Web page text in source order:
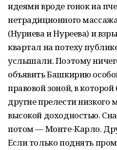
идеями вроде гонок на
нетрадиционного
(Нуриева и Нуреева) и
квартал на потеху
услышали. Поэтому
объявить Башкирию
правовой зоной, в
другие прелести низкого
высокой доходностью.
потом — Монте-Карло.
Если только поднять